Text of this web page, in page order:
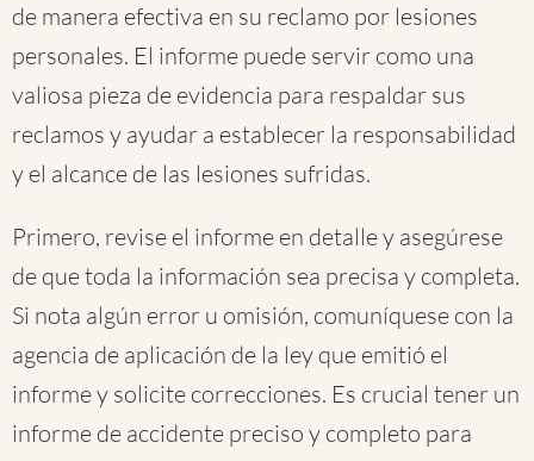
de manera efectiva en su reclamo por lesiones
personales. El informe puede servir como una
valiosa pieza de evidencia para respaldar sus
reclamos y ayudar a establecer la responsabilidad
y el alcance de las lesiones sufridas.
Primero, revise el informe en detalle y asegúrese
de que toda la información sea precisa y completa.
Si nota algún error u omisión, comuníquese con la
agencia de aplicación de la ley que emitió el
informe y solicite correcciones. Es crucial tener un
informe de accidente preciso y completo para